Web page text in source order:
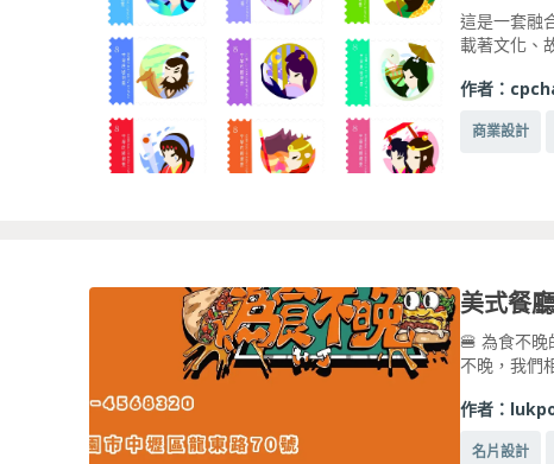
這是一套融
載著文化、
作者：
商業設計
美式餐
🍔 為食不
不晚，我們
作者：
名片設計